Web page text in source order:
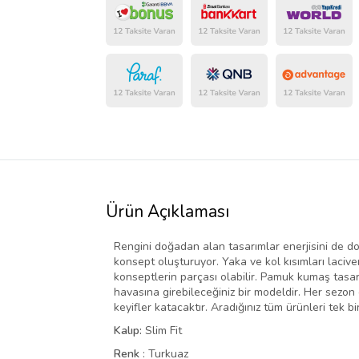
Ürün Açıklaması
Rengini doğadan alan tasarımlar enerjisini de
konsept oluşturuyor. Yaka ve kol kısımları
konseptlerin parçası olabilir. Pamuk kumaş
havasına girebileceğiniz bir modeldir. Her
keyifler katacaktır. Aradığınız tüm ürünleri tek
Kalıp: Slim Fit
Renk : Turkuaz